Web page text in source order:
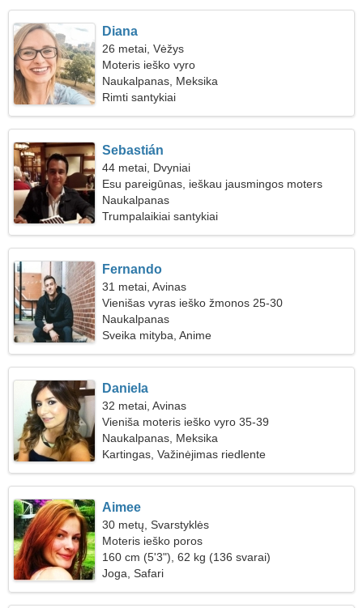
Diana
26 metai, Vėžys
Moteris ieško vyro
Naukalpanas, Meksika
Rimti santykiai
Sebastián
44 metai, Dvyniai
Esu pareigūnas, ieškau jausmingos moters
Naukalpanas
Trumpalaikiai santykiai
Fernando
31 metai, Avinas
Vienišas vyras ieško žmonos 25-30
Naukalpanas
Sveika mityba, Anime
Daniela
32 metai, Avinas
Vieniša moteris ieško vyro 35-39
Naukalpanas, Meksika
Kartingas, Važinėjimas riedlente
Aimee
30 metų, Svarstyklės
Moteris ieško poros
160 cm (5'3"), 62 kg (136 svarai)
Joga, Safari